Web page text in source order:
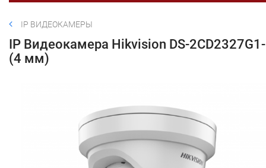
IP ВИДЕОКАМЕРЫ
IP Видеокамера Hikvision DS-
(4 мм)